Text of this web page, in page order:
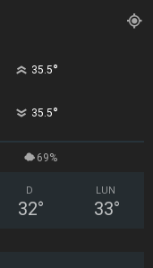
35.5°
35.5°
69%
D
32°
LUN
33°